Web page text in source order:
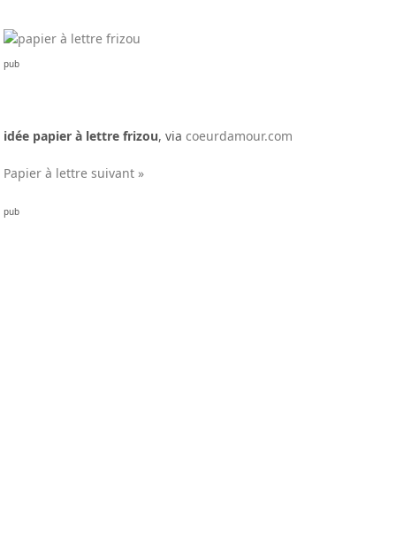
pub
idée papier à lettre frizou, viacoeurdamour.com
Papier à lettre suivant »
pub